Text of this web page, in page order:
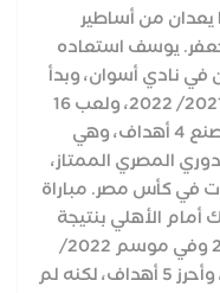
يعدان من أساطير
جعفر. يوسف استعاده
إعارة مرتين في نادي أسوان، وبدأ
يشارك مع الفريق الأول منذ موسم 2021/ 2022، ولعب 16
مباراة دون أن يسجل أي هدف، لكنه صنع 4 أهداف، وهي
بطولة الدوري المصري الممتاز،
الأربعة. 4 مباريات في كأس مصر. مباراة
أمام الأهلي بنتيجة
هدفين نظيفين. موسم 2022/ 2023 وفي موسم 2022/
2023 ارتفعت مشاركاته إلى 29 لقاء، وأحرز 5 أهداف، لكنه لم